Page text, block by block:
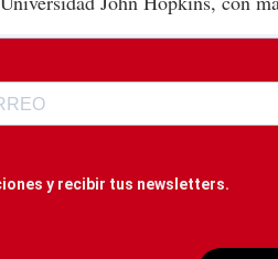
y recibir tus newsletters.